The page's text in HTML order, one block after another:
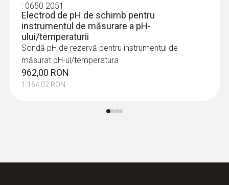
: 0650 2051
Electrod de pH de schimb pentru
instrumentul de măsurare a pH-
ului/temperaturii
Sondă pH de rezervă pentru instrumentul de
măsurat pH-ul/temperatura
962,00 RON
1.164,02 RON